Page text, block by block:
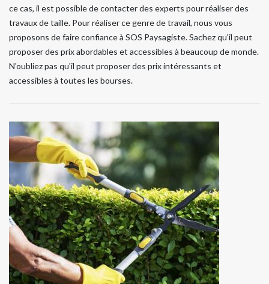
ce cas, il est possible de contacter des experts pour réaliser des
travaux de taille. Pour réaliser ce genre de travail, nous vous
proposons de faire confiance à SOS Paysagiste. Sachez qu'il peut
proposer des prix abordables et accessibles à beaucoup de monde.
N'oubliez pas qu'il peut proposer des prix intéressants et
accessibles à toutes les bourses.